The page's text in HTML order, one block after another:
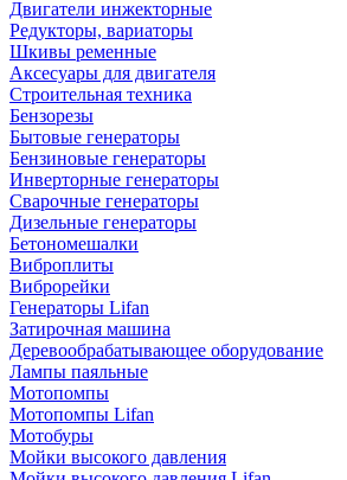
Двигатели инжекторные
Редукторы, вариаторы
Шкивы ременные
Аксесуары для двигателя
Строительная техника
Бензорезы
Бытовые генераторы
Бензиновые генераторы
Инверторные генераторы
Сварочные генераторы
Дизельные генераторы
Бетономешалки
Виброплиты
Виброрейки
Генераторы Lifan
Затирочная машина
Деревообрабатывающее оборудование
Лампы паяльные
Мотопомпы
Мотопомпы Lifan
Мотобуры
Мойки высокого давления